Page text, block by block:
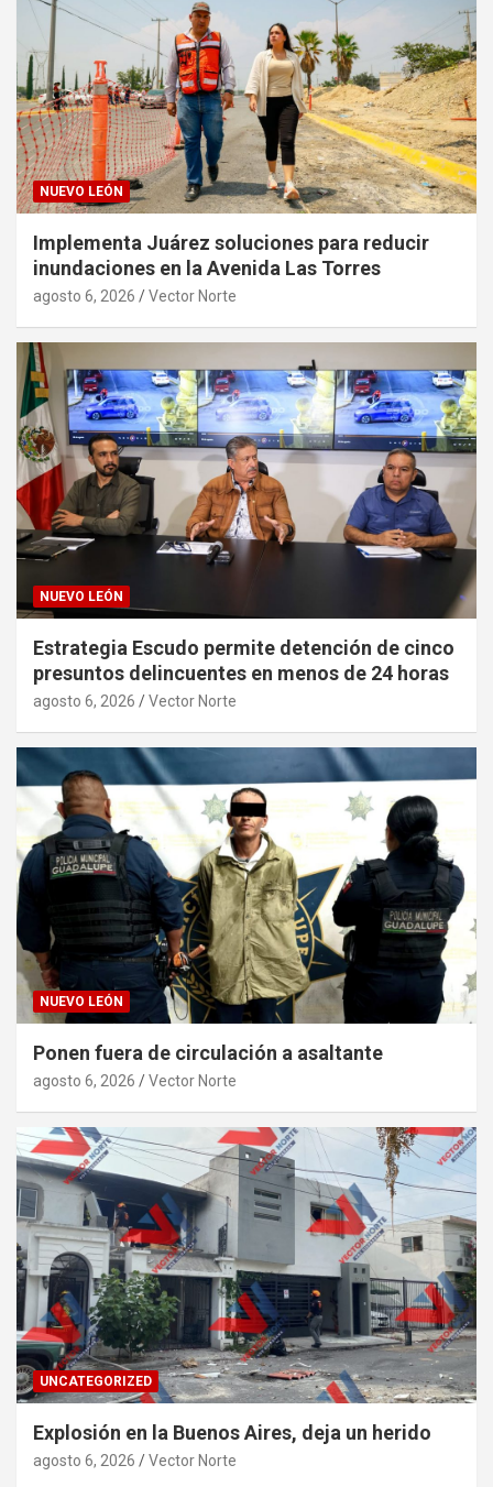
NUEVO LEÓN
Implementa Juárez soluciones para reducir
inundaciones en la Avenida Las Torres
agosto 6, 2026 Vector Norte
NUEVO LEÓN
Estrategia Escudo permite detención de cinco
presuntos delincuentes en menos de 24 horas
agosto 6, 2026 Vector Norte
NUEVO LEÓN
Ponen fuera de circulación a asaltante
agosto 6, 2026 Vector Norte
UNCATEGORIZED
Explosión en la Buenos Aires, deja un herido
agosto 6, 2026 Vector Norte